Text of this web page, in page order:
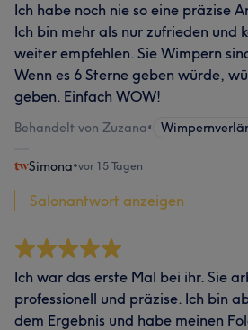
Ich habe noch nie so eine präzise
Ich bin mehr als nur zufrieden und
weiter empfehlen. Sie Wimpern
Wenn es 6 Sterne geben würde,
geben. Einfach WOW!
Behandelt von Zuzana•
Simona•vor 15 Tagen
Salonantwort anzeigen
Ich war das erste Mal bei ihr. Sie
professionell und präzise. Ich bin
dem Ergebnis und habe meinen